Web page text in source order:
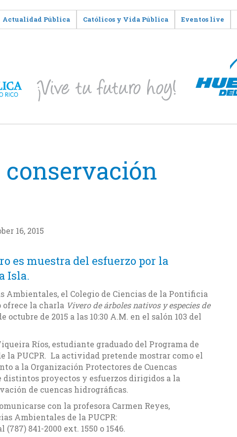
Actualidad Pública Católicos y Vida Pública Eventos live
conservación
16, 2015
es muestra del esfuerzo por la
Isla.
Ambientales, el Colegio de Ciencias de la Pontificia
ofrece la charla Vivero de árboles nativos y especies de
octubre de 2015 a las 10:30 A.M. en el salón 103 del
Ríos, estudiante graduado del Programa de
la PUCPR. La actividad pretende mostrar como el
a la Organización Protectores de Cuencas
proyectos y esfuerzos dirigidos a la
de cuencas hidrográficas.
con la profesora Carmen Reyes,
Ambientales de la PUCPR:
841-2000 ext. 1550 o 1546.